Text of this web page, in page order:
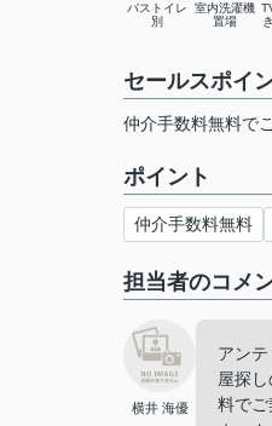
バストイレ
別
室内洗濯機
置場
セールスポイ
仲介手数料無料で
ポイント
仲介手数料無料
担当者のコメ
横井 海優
アン
屋探
料で